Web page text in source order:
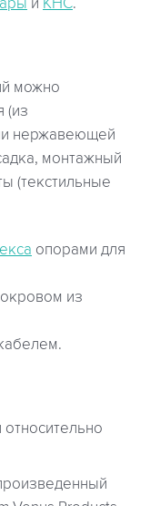
и КНС.
можно
(из
нержавеющей
монтажный
(текстильные
опорами для
из